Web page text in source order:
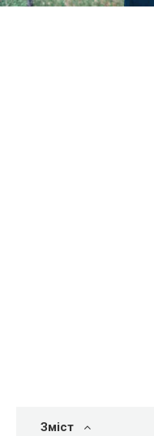
Зміст